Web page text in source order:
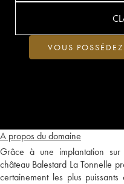
A propos du domaine
Grâce à une implantation
château Balestard La Tonnelle
certainement les plus
VOUS